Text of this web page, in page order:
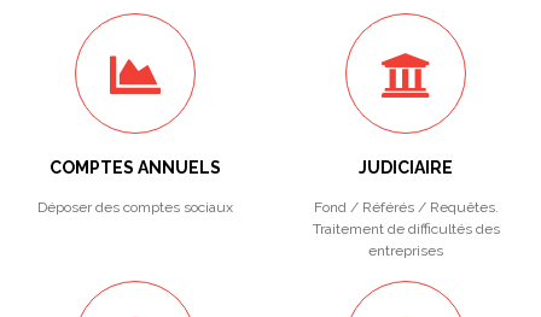
COMPTES ANNUELS
Déposer des comptes sociaux
JUDICIAIRE
Fond / Référés / Requêtes.
Traitement de difficultés des
entreprises